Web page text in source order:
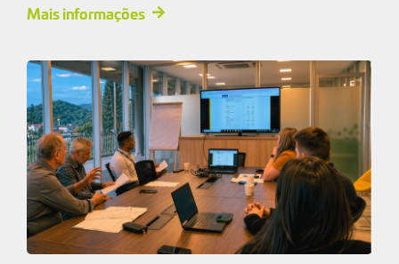
Mais informações